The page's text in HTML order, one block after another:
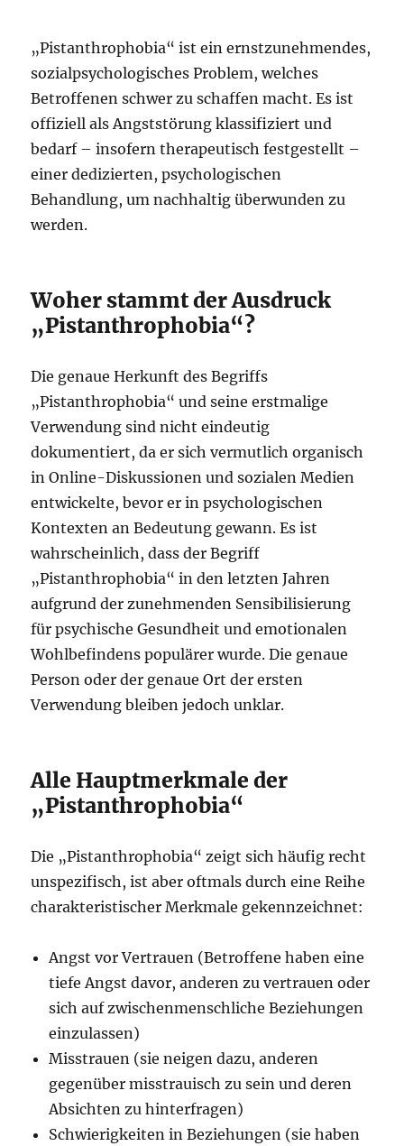
„Pistanthrophobia“ ist ein ernstzunehmendes,
sozialpsychologisches Problem, welches
Betroffenen schwer zu schaffen macht. Es ist
offiziell als Angststörung klassifiziert und
bedarf – insofern therapeutisch festgestellt –
einer dedizierten, psychologischen
Behandlung, um nachhaltig überwunden zu
werden.
Woher stammt der Ausdruck
„Pistanthrophobia“?
Die genaue Herkunft des Begriffs
„Pistanthrophobia“ und seine erstmalige
Verwendung sind nicht eindeutig
dokumentiert, da er sich vermutlich organisch
in Online-Diskussionen und sozialen Medien
entwickelte, bevor er in psychologischen
Kontexten an Bedeutung gewann. Es ist
wahrscheinlich, dass der Begriff
„Pistanthrophobia“ in den letzten Jahren
aufgrund der zunehmenden Sensibilisierung
für psychische Gesundheit und emotionalen
Wohlbefindens populärer wurde. Die genaue
Person oder der genaue Ort der ersten
Verwendung bleiben jedoch unklar.
Alle Hauptmerkmale der
„Pistanthrophobia“
Die „Pistanthrophobia“ zeigt sich häufig recht
unspezifisch, ist aber oftmals durch eine Reihe
charakteristischer Merkmale gekennzeichnet:
Angst vor Vertrauen (Betroffene haben eine
tiefe Angst davor, anderen zu vertrauen oder
sich auf zwischenmenschliche Beziehungen
einzulassen)
Misstrauen (sie neigen dazu, anderen
gegenüber misstrauisch zu sein und deren
Absichten zu hinterfragen)
Schwierigkeiten in Beziehungen (sie haben